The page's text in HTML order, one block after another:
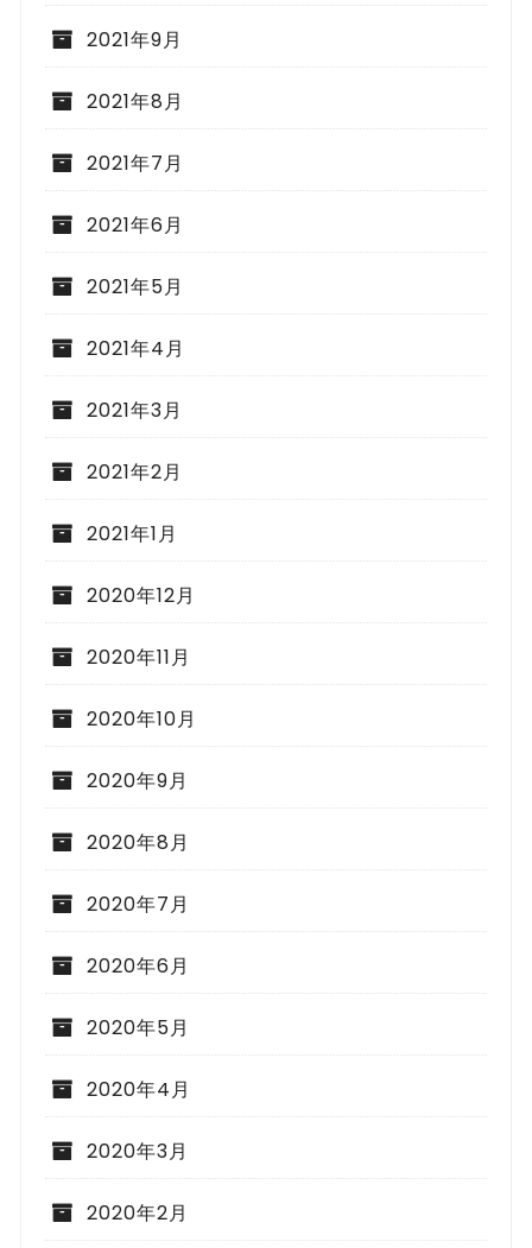
2021年9月
2021年8月
2021年7月
2021年6月
2021年5月
2021年4月
2021年3月
2021年2月
2021年1月
2020年12月
2020年11月
2020年10月
2020年9月
2020年8月
2020年7月
2020年6月
2020年5月
2020年4月
2020年3月
2020年2月